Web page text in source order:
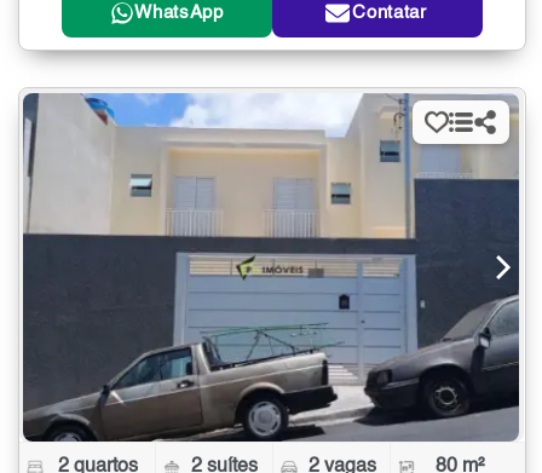
WhatsApp Contatar
2 quartos 2 suítes 2 vagas 80 m²